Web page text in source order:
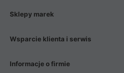
Sklepy marek
Wsparcie klienta i serwis
Informacje o firmie